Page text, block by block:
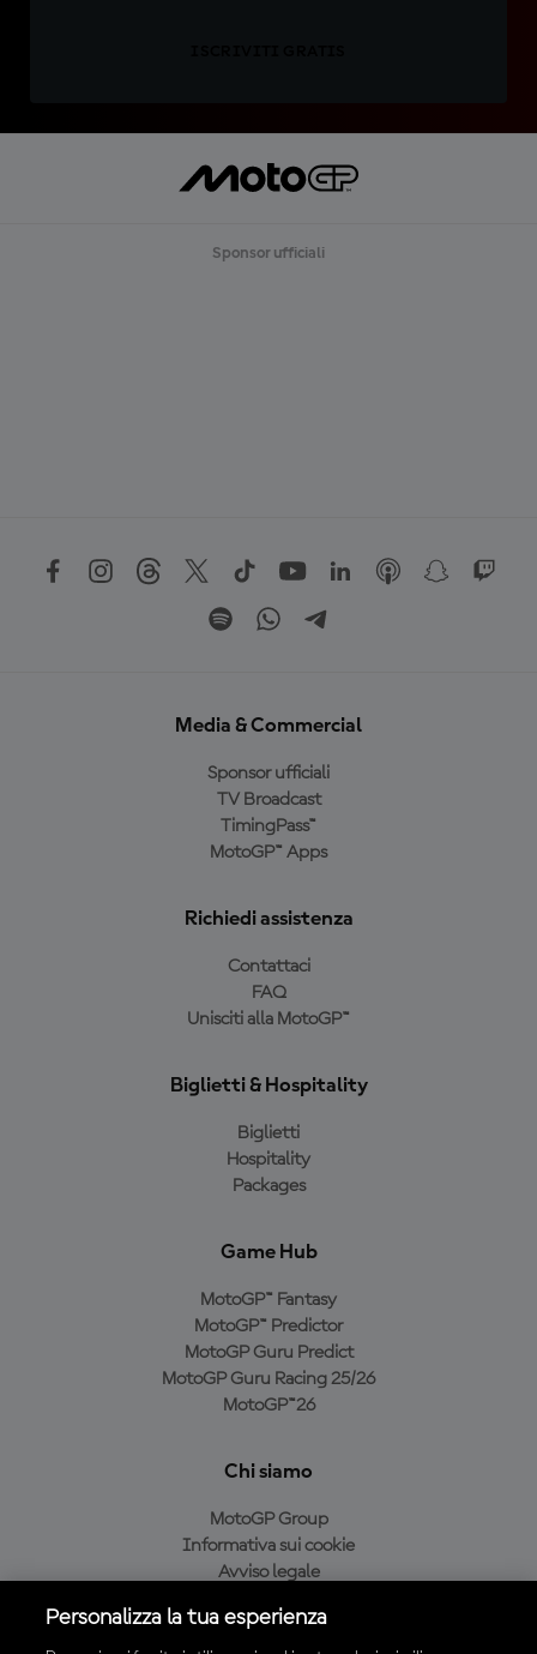
Sponsor ufficiali
Media & Commercial
Sponsor ufficiali
TV Broadcast
TimingPass™
MotoGP™ Apps
Richiedi assistenza
Contattaci
FAQ
Unisciti alla MotoGP™
Biglietti & Hospitality
Biglietti
Hospitality
Packages
Game Hub
MotoGP™ Fantasy
MotoGP™ Predictor
MotoGP Guru Predict
MotoGP Guru Racing 25/26
MotoGP™26
Chi siamo
MotoGP Group
Informativa sui cookie
Avviso legale
Condizioni di acquisto
Personalizza la tua esperienza